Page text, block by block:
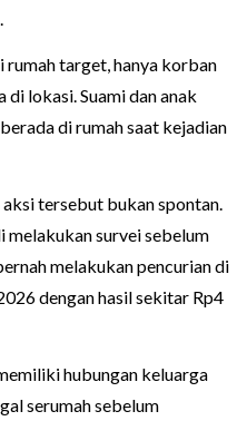
rumah target, hanya korban
lokasi. Suami dan anak
di rumah saat kejadian
tersebut bukan spontan.
melakukan survei sebelum
melakukan pencurian di
dengan hasil sekitar Rp4
hubungan keluarga
serumah sebelum